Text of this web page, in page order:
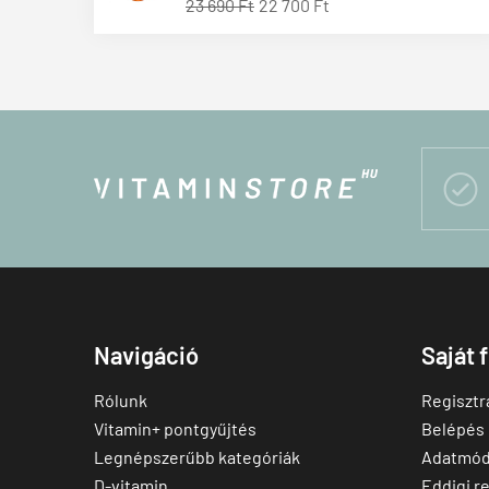
23 690 Ft 22 700 Ft

Navigáció
Rólunk
Vitamin+ pontgyűjtés
Legnépszerűbb kategóriák
Saját
Belépés